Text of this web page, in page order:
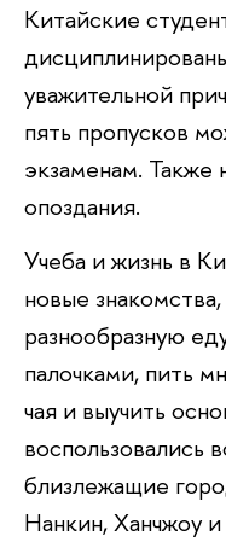
Китайские
уважительной
пять пропусков
экзаменам. Также
опоздания.
Учеба и жизнь в
новые
разнообразную
палочками, пить
чая и выучить
воспользовались
близлежащие
Нанкин, Ханчжоу